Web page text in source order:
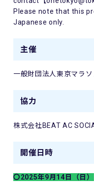
Please note that this
Japanese only.
主催
一般財団法人東京マラソ
協力
株式会社BEAT AC
開催日時
〇2025年9月14日（日）